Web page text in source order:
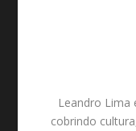
Leandro Lima
cobrindo